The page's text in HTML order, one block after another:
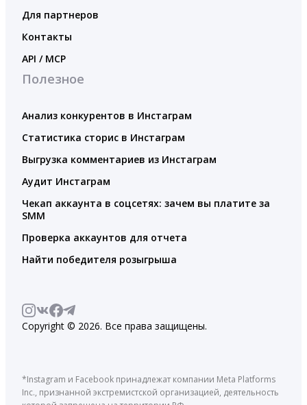
Для партнеров
Контакты
API / MCP
Полезное
Анализ конкурентов в Инстаграм
Статистика сторис в Инстаграм
Выгрузка комментариев из Инстаграм
Аудит Инстаграм
Чекап аккаунта в соцсетях: зачем вы платите за
SMM
Проверка аккаунтов для отчета
Найти победителя розыгрыша
Copyright © 2026. Все права защищены.
*Instagram и Facebook принадлежат компании Meta Platforms
Inc., признанной экстремистской организацией, деятельность